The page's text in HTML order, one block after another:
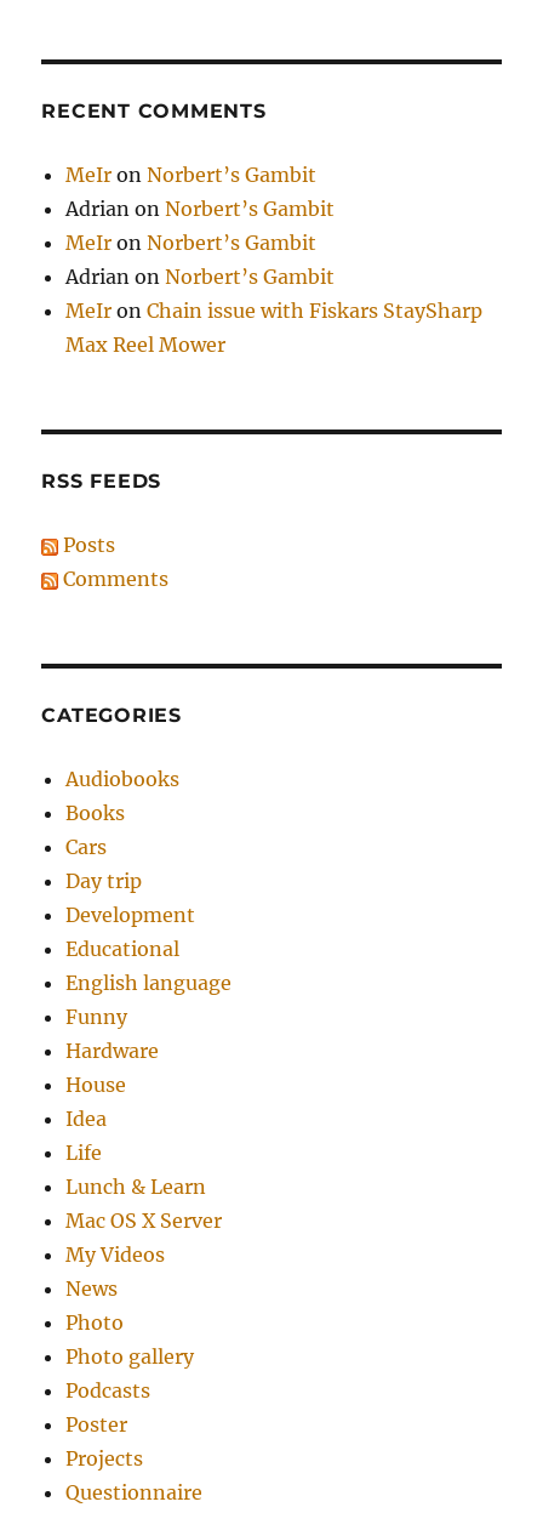
RECENT COMMENTS
MeIr onNorbert’s Gambit
Adrian onNorbert’s Gambit
MeIr onNorbert’s Gambit
Adrian onNorbert’s Gambit
MeIr onChain issue with Fiskars StaySharp
Max Reel Mower
RSS FEEDS
Posts
Comments
CATEGORIES
Audiobooks
Books
Cars
Day trip
Development
Educational
English language
Funny
Hardware
House
Idea
Life
Lunch & Learn
Mac OS X Server
My Videos
News
Photo
Photo gallery
Podcasts
Poster
Projects
Questionnaire